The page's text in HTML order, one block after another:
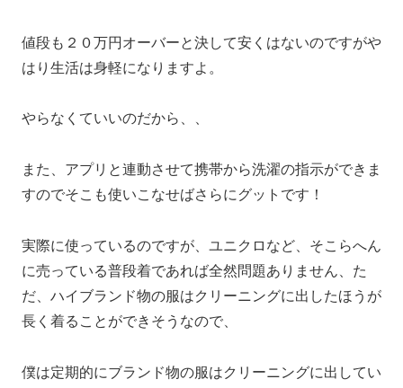
値段も２０万円オーバーと決して安くはないのですがや
はり生活は身軽になりますよ。
やらなくていいのだから、、
また、アプリと連動させて携帯から洗濯の指示ができま
すのでそこも使いこなせばさらにグットです！
実際に使っているのですが、ユニクロなど、そこらへん
に売っている普段着であれば全然問題ありません、た
だ、ハイブランド物の服はクリーニングに出したほうが
長く着ることができそうなので、
僕は定期的にブランド物の服はクリーニングに出してい